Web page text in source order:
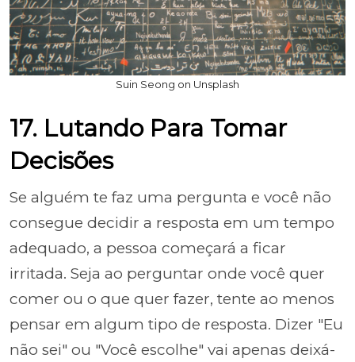
Suin Seong on Unsplash
17. Lutando Para Tomar
Decisões
Se alguém te faz uma pergunta e você não
consegue decidir a resposta em um tempo
adequado, a pessoa começará a ficar
irritada. Seja ao perguntar onde você quer
comer ou o que quer fazer, tente ao menos
pensar em algum tipo de resposta. Dizer "Eu
não sei" ou "Você escolhe" vai apenas deixá-